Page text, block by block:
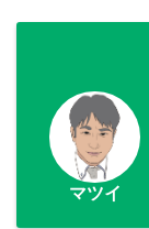
マツイ